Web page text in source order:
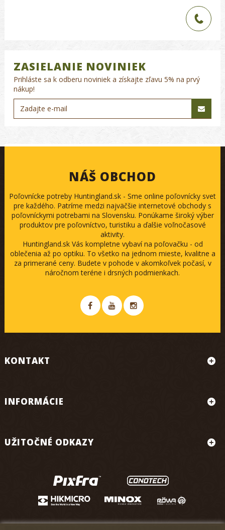
ZASIELANIE NOVINIEK
Prihláste sa k odberu noviniek a získajte zľavu 5% na prvý
nákup!
NÁŠ OBCHOD
Poľovnícke potreby Huntingland.sk - Sme online poľovnícky svet
pre každého. Patríme medzi najväčšie internetové obchody s
poľovníckymi potrebami na Slovensku. Ponúkame široký výber
produktov pre poľovníctvo, turistiku a ďalšie voľnočasové
aktivity.
Huntingland.sk Vás kompletne vybaví na poľovačku - od
oblečenia až po optiku. To všetko na jednom mieste, kvalitne a
za primerané ceny. Budete v pohode v akomkoľvek počasí, v
náročnom teréne i drsných podmienkach.
KONTAKT
INFORMÁCIE
UŽITOČNÉ ODKAZY